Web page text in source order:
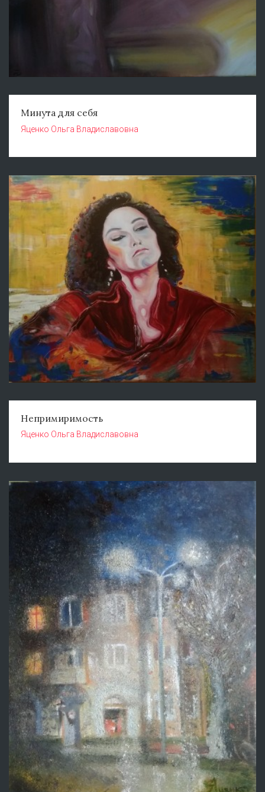
Минута для себя
Яценко Ольга Владиславовна
Непримиримость
Яценко Ольга Владиславовна